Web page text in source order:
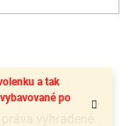
a tak
po
vyhradené.